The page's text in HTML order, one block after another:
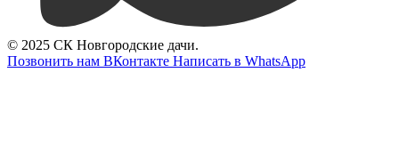
© 2025 СК Новгородские дачи.
Позвонить нам ВКонтакте Написать в WhatsApp